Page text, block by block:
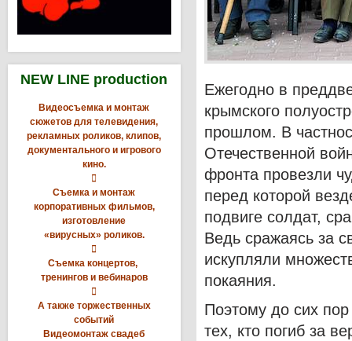
NEW LINE production
Видеосъемка и монтаж
сюжетов для телевидения,
рекламных роликов, клипов,
документального и игрового
кино.

Съемка и монтаж
корпоративных фильмов,
изготовление
«вирусных» роликов.

Съемка концертов,
тренингов и вебинаров

А также торжественных
событий
Видеомонтаж свадеб
Ежегодно в
крымского
прошлом. В
Отечественной
фронта провезли
перед которой
подвиге солдат,
Ведь сражаясь за
искупляли
покаяния.
Поэтому до сих
тех, кто погиб за